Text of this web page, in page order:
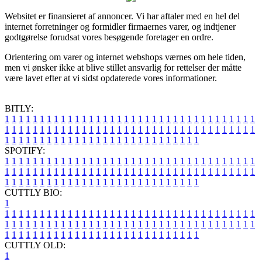
Websitet er finansieret af annoncer. Vi har aftaler med en hel del
internet forretninger og formidler firmaernes varer, og indtjener
godtgørelse forudsat vores besøgende foretager en ordre.
Orientering om varer og internet webshops værnes om hele tiden,
men vi ønsker ikke at blive stillet ansvarlig for rettelser der måtte
være lavet efter at vi sidst opdaterede vores informationer.
BITLY:
1 1 1 1 1 1 1 1 1 1 1 1 1 1 1 1 1 1 1 1 1 1 1 1 1 1 1 1 1 1 1 1 1 1 1 1
1 1 1 1 1 1 1 1 1 1 1 1 1 1 1 1 1 1 1 1 1 1 1 1 1 1 1 1 1 1 1 1 1 1 1 1
1 1 1 1 1 1 1 1 1 1 1 1 1 1 1 1 1 1 1 1 1 1 1 1 1 1 1 1
SPOTIFY:
1 1 1 1 1 1 1 1 1 1 1 1 1 1 1 1 1 1 1 1 1 1 1 1 1 1 1 1 1 1 1 1 1 1 1 1
1 1 1 1 1 1 1 1 1 1 1 1 1 1 1 1 1 1 1 1 1 1 1 1 1 1 1 1 1 1 1 1 1 1 1 1
1 1 1 1 1 1 1 1 1 1 1 1 1 1 1 1 1 1 1 1 1 1 1 1 1 1 1 1
CUTTLY BIO:
1
1 1 1 1 1 1 1 1 1 1 1 1 1 1 1 1 1 1 1 1 1 1 1 1 1 1 1 1 1 1 1 1 1 1 1 1
1 1 1 1 1 1 1 1 1 1 1 1 1 1 1 1 1 1 1 1 1 1 1 1 1 1 1 1 1 1 1 1 1 1 1 1
1 1 1 1 1 1 1 1 1 1 1 1 1 1 1 1 1 1 1 1 1 1 1 1 1 1 1 1
CUTTLY OLD:
1